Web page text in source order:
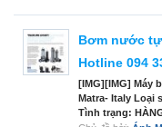
Bơm nước tự
Hotline 094
[IMG][IMG] Máy
Matra- Italy Loại
Tình trạng: